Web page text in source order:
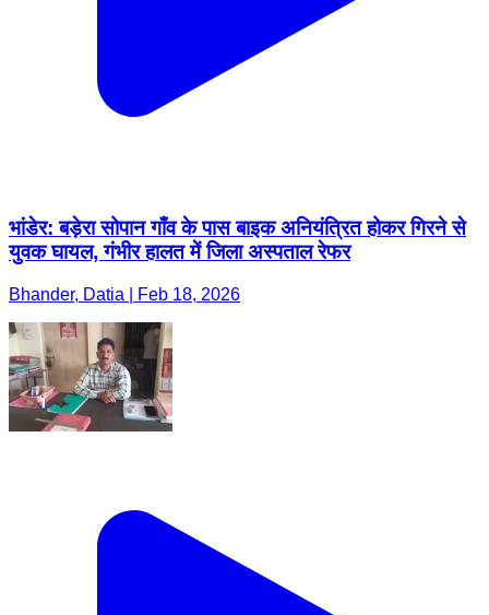
भांडेर: बड़ेरा सोपान गाँव के पास बाइक अनियंत्रित होकर गिरने से
युवक घायल, गंभीर हालत में जिला अस्पताल रेफर
Bhander, Datia | Feb 18, 2026